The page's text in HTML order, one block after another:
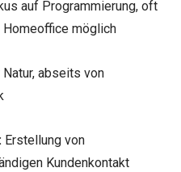
auf Programmierung, oft
möglich
abseits von
Erstellung von
Kundenkontakt